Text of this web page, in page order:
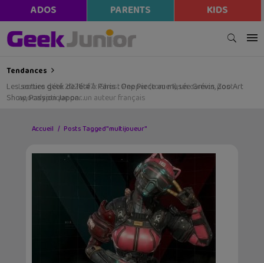
ADOS PARENTS KIDS
Tendances
Les sorties geek de l’été à Paris : One Piece au musée Grévin, Zoo Art
Show, Passion Japon…
Accueil Posts Tagged "multijoueur"